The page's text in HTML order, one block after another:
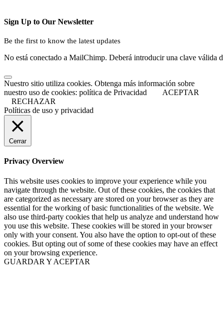
Sign Up to Our Newsletter
Be the first to know the latest updates
No está conectado a MailChimp. Deberá introducir una clave válida
Nuestro sitio utiliza cookies. Obtenga más información sobre
nuestro uso de cookies: política de Privacidad
ACEPTAR
RECHAZAR
Políticas de uso y privacidad
Cerrar
Privacy Overview
This website uses cookies to improve your experience while you
navigate through the website. Out of these cookies, the cookies that
are categorized as necessary are stored on your browser as they are
essential for the working of basic functionalities of the website. We
also use third-party cookies that help us analyze and understand how
you use this website. These cookies will be stored in your browser
only with your consent. You also have the option to opt-out of these
cookies. But opting out of some of these cookies may have an effect
on your browsing experience.
GUARDAR Y ACEPTAR